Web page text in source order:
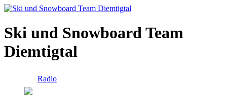
Ski und Snowboard Team
Diemtigtal
Radio